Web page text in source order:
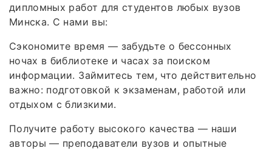
дипломных работ для студентов любых вузов
Минска. С нами вы:
Сэкономите время — забудьте о бессонных
ночах в библиотеке и часах за поиском
информации. Займитесь тем, что действительно
важно: подготовкой к экзаменам, работой или
отдыхом с близкими.
Получите работу высокого качества — наши
авторы — преподаватели вузов и опытные